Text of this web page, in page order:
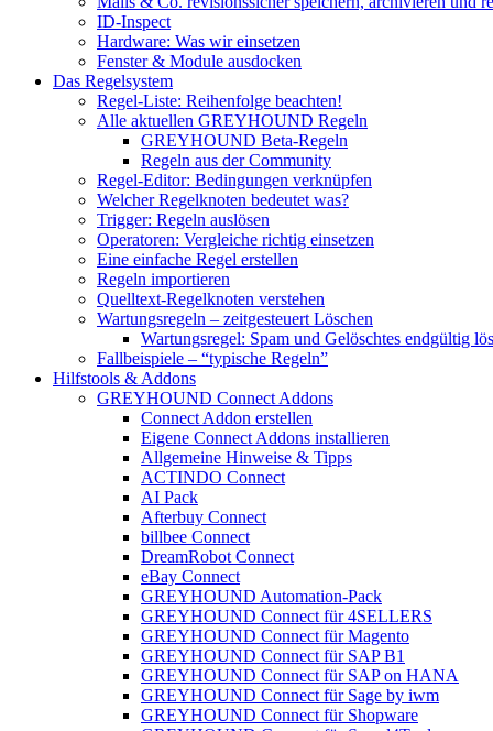
ID-Inspect
Hardware: Was wir einsetzen
Fenster & Module ausdocken
Das Regelsystem
Regel-Liste: Reihenfolge beachten!
Alle aktuellen GREYHOUND Regeln
GREYHOUND Beta-Regeln
Regeln aus der Community
Regel-Editor: Bedingungen verknüpfen
Welcher Regelknoten bedeutet was?
Trigger: Regeln auslösen
Operatoren: Vergleiche richtig einsetzen
Eine einfache Regel erstellen
Regeln importieren
Quelltext-Regelknoten verstehen
Wartungsregeln – zeitgesteuert Löschen
Wartungsregel: Spam und Gelöschtes endgültig
Fallbeispiele – “typische Regeln”
Hilfstools & Addons
GREYHOUND Connect Addons
Connect Addon erstellen
Eigene Connect Addons installieren
Allgemeine Hinweise & Tipps
ACTINDO Connect
AI Pack
Afterbuy Connect
billbee Connect
DreamRobot Connect
eBay Connect
GREYHOUND Automation-Pack
GREYHOUND Connect für 4SELLERS
GREYHOUND Connect für Magento
GREYHOUND Connect für SAP B1
GREYHOUND Connect für SAP on HANA
GREYHOUND Connect für Sage by iwm
GREYHOUND Connect für Shopware